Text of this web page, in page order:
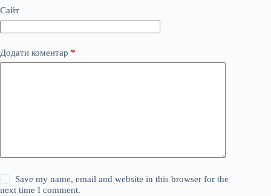
Сайт
Додати коментар *
Save my name, email and website in this browser for the
next time I comment.